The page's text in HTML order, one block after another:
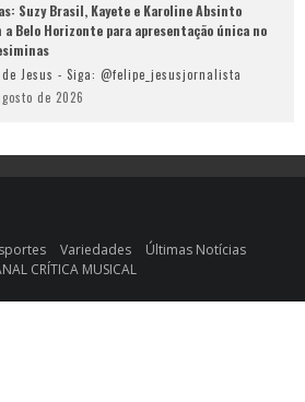
Suzy Brasil, Kayete e Karoline Absinto
Belo Horizonte para apresentação única no
de Jesus - Siga: @felipe_jesusjornalista
de 2026
Variedades
Últimas Notícias
CRÍTICA MUSICAL